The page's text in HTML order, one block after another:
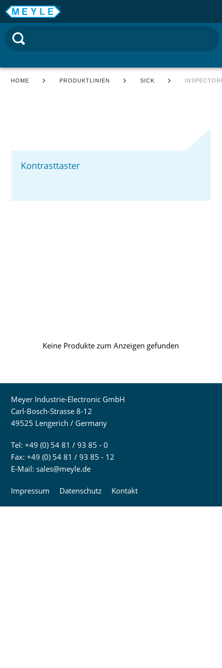
HOME PRODUKTLINIEN SICK
Kontrasttaster
Keine Produkte zum Anzeigen gefunden
Meyer Industrie-Electronic GmbH
Carl-Bosch-Strasse 8-12
49525 Lengerich / Germany
Tel: +49 (0) 54 81 / 93 85 - 0
Fax: +49 (0) 54 81 / 93 85 - 12
E-Mail:sales@meyle.de
Impressum Datenschutz Kontakt